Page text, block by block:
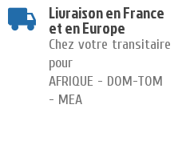
Livraison en France
et en Europe
Chez votre transitaire
pour
AFRIQUE - DOM-TOM
- MEA